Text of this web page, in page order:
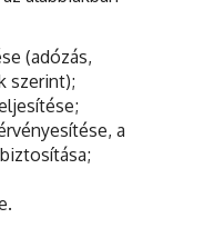
(adózás,
szerint);
a